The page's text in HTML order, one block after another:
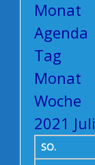
Monat
Agenda
Tag
Monat
Woche
2021 Juli
SO.